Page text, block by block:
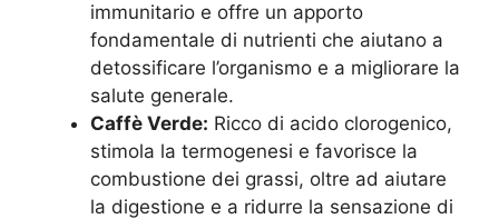
immunitario e offre un apporto
fondamentale di nutrienti che aiutano a
detossificare l’organismo e a migliorare la
salute generale.
Caffè Verde: Ricco di acido clorogenico,
stimola la termogenesi e favorisce la
combustione dei grassi, oltre ad aiutare
la digestione e a ridurre la sensazione di